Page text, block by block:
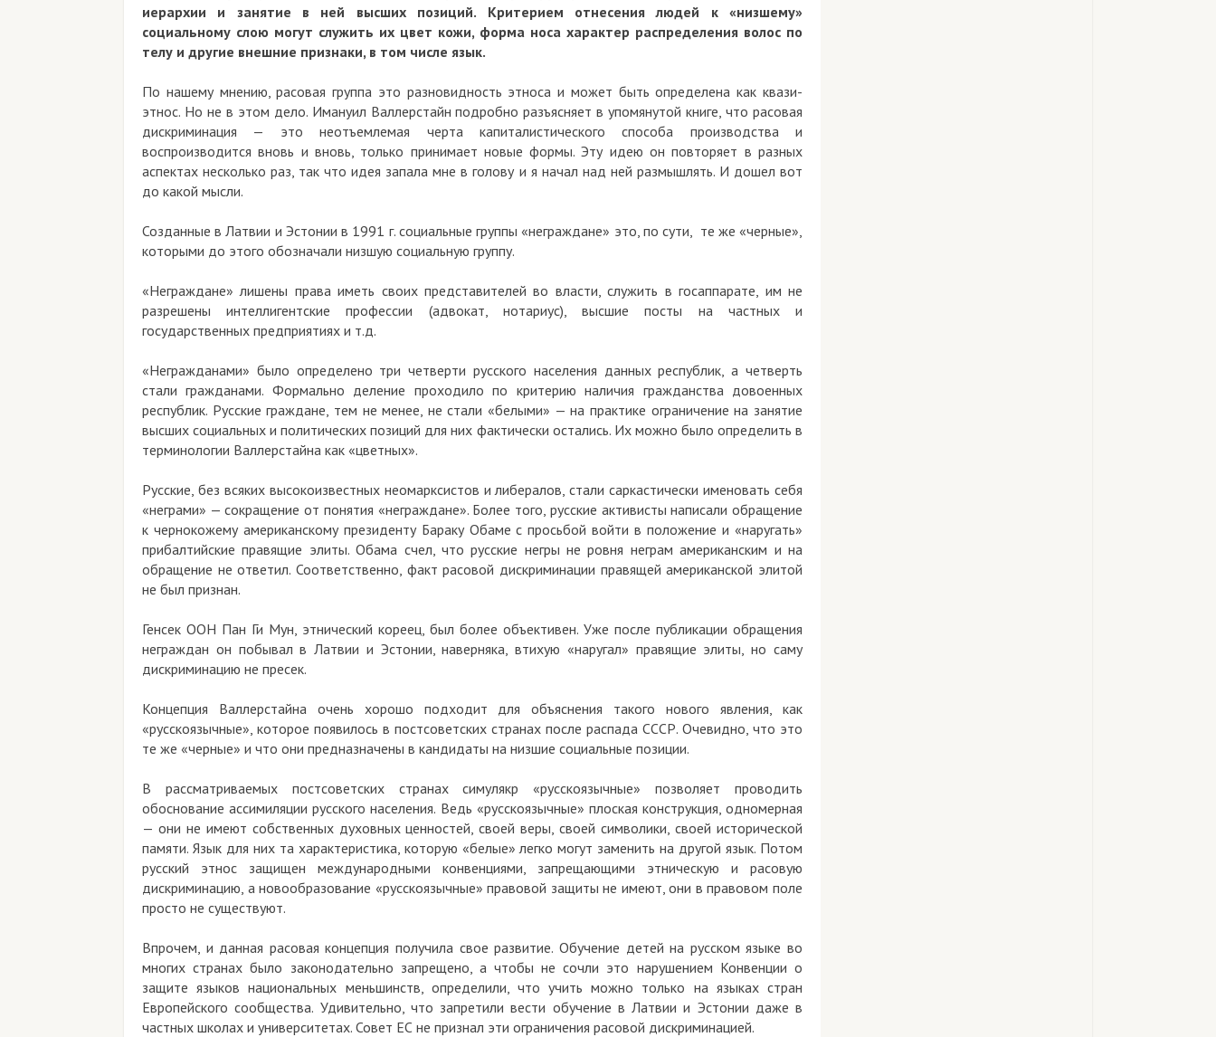
иерархии и занятие в ней высших позиций. Критерием отнесения людей к «низшему»
социальному слою могут служить их цвет кожи, форма носа характер распределения волос по
телу и другие внешние признаки, в том числе язык.
По нашему мнению, расовая группа это разновидность этноса и может быть определена как квази-
этнос. Но не в этом дело. Имануил Валлерстайн подробно разъясняет в упомянутой книге, что расовая
дискриминация — это неотъемлемая черта капиталистического способа производства и
воспроизводится вновь и вновь, только принимает новые формы. Эту идею он повторяет в разных
аспектах несколько раз, так что идея запала мне в голову и я начал над ней размышлять. И дошел вот
до какой мысли.
Созданные в Латвии и Эстонии в 1991 г. социальные группы «неграждане» это, по сути, те же «черные»,
которыми до этого обозначали низшую социальную группу.
«Неграждане» лишены права иметь своих представителей во власти, служить в госаппарате, им не
разрешены интеллигентские профессии (адвокат, нотариус), высшие посты на частных и
государственных предприятиях и т.д.
«Негражданами» было определено три четверти русского населения данных республик, а четверть
стали гражданами. Формально деление проходило по критерию наличия гражданства довоенных
республик. Русские граждане, тем не менее, не стали «белыми» —на практике ограничение на занятие
высших социальных и политических позиций для них фактически остались. Их можно было определить в
терминологии Валлерстайна как «цветных».
Русские, без всяких высокоизвестных неомарксистов и либералов, стали саркастически именовать себя
«неграми» — сокращение от понятия «неграждане». Более того, русские активисты написали обращение
к чернокожему американскому президенту Бараку Обаме с просьбой войти в положение и «наругать»
прибалтийские правящие элиты. Обама счел, что русские негры не ровня неграм американским и на
обращение не ответил. Соответственно, факт расовой дискриминации правящей американской элитой
не был признан.
Генсек ООН Пан Ги Мун, этнический кореец, был более объективен. Уже после публикации обращения
неграждан он побывал в Латвии и Эстонии, наверняка, втихую «наругал» правящие элиты, но саму
дискриминацию не пресек.
Концепция Валлерстайна очень хорошо подходит для объяснения такого нового явления, как
«русскоязычные», которое появилось в постсоветских странах после распада СССР. Очевидно, что это
те же «черные» и что они предназначены в кандидаты на низшие социальные позиции.
В рассматриваемых постсоветских странах симулякр «русскоязычные» позволяет проводить
обоснование ассимиляции русского населения. Ведь «русскоязычные» плоская конструкция, одномерная
— они не имеют собственных духовных ценностей, своей веры, своей символики, своей исторической
памяти. Язык для них та характеристика, которую «белые» легко могут заменить на другой язык. Потом
русский этнос защищен международными конвенциями, запрещающими этническую и расовую
дискриминацию, а новообразование «русскоязычные» правовой защиты не имеют, они в правовом поле
просто не существуют.
Впрочем, и данная расовая концепция получила свое развитие. Обучение детей на русском языке во
многих странах было законодательно запрещено, а чтобы не сочли это нарушением Конвенции о
защите языков национальных меньшинств, определили, что учить можно только на языках стран
Европейского сообщества. Удивительно, что запретили вести обучение в Латвии и Эстонии даже в
частных школах и университетах. Совет ЕС не признал эти ограничения расовой дискриминацией.